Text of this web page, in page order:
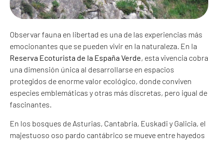
Observar fauna en libertad es una de las experiencias más
emocionantes que se pueden vivir en la naturaleza. En la
Reserva Ecoturista de la España Verde, esta vivencia cobra
una dimensión única al desarrollarse en espacios
protegidos de enorme valor ecológico, donde conviven
especies emblemáticas y otras más discretas, pero igual de
fascinantes.
En los bosques de Asturias, Cantabria, Euskadi y Galicia, el
majestuoso oso pardo cantábrico se mueve entre hayedos